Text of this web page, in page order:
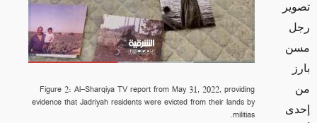
Figure 2: Al-Sharqiya TV report from May 31, 2022, providing
evidence that Jadriyah residents were evicted from their lands by
militias.
تصوير
رجل
مسن
بارز
من
إحدى